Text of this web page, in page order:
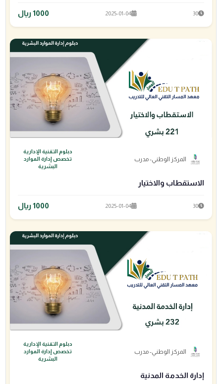
30
2025-01-04 1000 ريال
المركز الوطني- مدرب
دبلوم التقنية الإدارية
تخصص إدارة الموارد
البشرية
الاستقطاب والاختيار
30
2025-01-04 1000 ريال
المركز الوطني- مدرب
دبلوم التقنية الإدارية
تخصص إدارة الموارد
البشرية
إدارة الخدمة المدنية